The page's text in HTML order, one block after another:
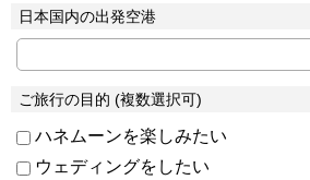
日本国内の出発空港
ご旅行の目的 (複数選択可)
ハネムーンを楽しみたい
ウェディングをしたい